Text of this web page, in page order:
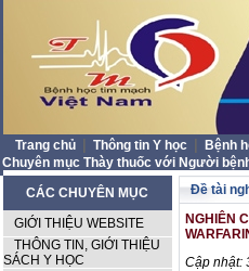
Trang chủ Thông tin Y học Bệnh
Chuyên mục Thày thuốc với Người
CÁC CHUYÊN MỤC
GIỚI THIỆU WEBSITE
THÔNG TIN, GIỚI THIỆU
SÁCH Y HỌC
Đề tài
NGHIÊN
Cập nhật: